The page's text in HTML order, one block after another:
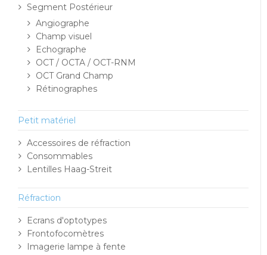
Segment Postérieur
Angiographe
Champ visuel
Echographe
OCT / OCTA / OCT-RNM
OCT Grand Champ
Rétinographes
Petit matériel
Accessoires de réfraction
Consommables
Lentilles Haag-Streit
Réfraction
Ecrans d'optotypes
Frontofocomètres
Imagerie lampe à fente